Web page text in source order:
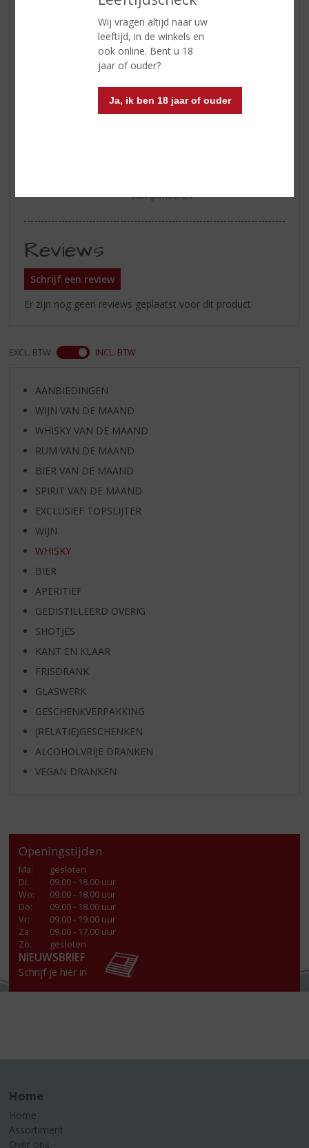
Wij vragen altijd naar uw
leeftijd, in de winkels en
ook online. Bent u 18
jaar of ouder?
Ja, ik ben 18 jaar of ouder
nootsmaak, de textuur en smaak
van paranoten. Tot slot wordt op
de achtergrond een enigszins
wrange citroentoon vluchtig
waargenomen
de finish verandert in meer
compenseren
Reviews
Schrijf een review
Er zijn nog geen reviews geplaatst voor dit product
EXCL. BTW INCL. BTW
AANBIEDINGEN
WIJN VAN DE MAAND
WHISKY VAN DE MAAND
RUM VAN DE MAAND
BIER VAN DE MAAND
SPIRIT VAN DE MAAND
EXCLUSIEF TOPSLIJTER
WIJN
WHISKY
BIER
APERITIEF
GEDISTILLEERD OVERIG
SHOTJES
KANT EN KLAAR
FRISDRANK
GLASWERK
GESCHENKVERPAKKING
(RELATIE)GESCHENKEN
ALCOHOLVRIJE DRANKEN
VEGAN DRANKEN
Openingstijden
Ma:
gesloten
Di:
09.00 - 18.00 uur
Wo:
09.00 - 18.00 uur
Do:
09.00 - 18.00 uur
Vr:
09.00 - 19.00 uur
Za:
09.00 - 17.00 uur
Zo:
gesloten
NIEUWSBRIEF
Schrijf je hier in
Home
Home
Assortiment
Over ons